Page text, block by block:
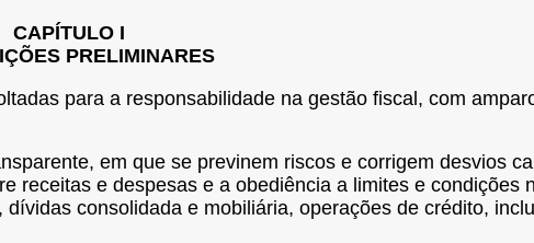
CAPÍTULO I
PRELIMINARES
para a responsabilidade na gestão fiscal, com
em que se previnem riscos e corrigem desvios
receitas e despesas e a obediência a limites e condições
consolidada e mobiliária, operações de crédito,